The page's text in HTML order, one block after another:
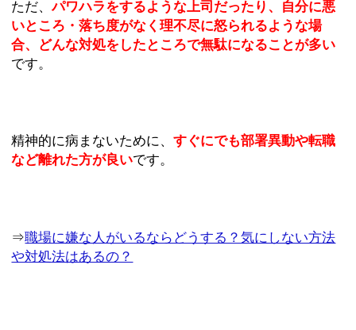
ただ、パワハラをするような上司だったり、自分に悪
いところ・落ち度がなく理不尽に怒られるような場
合、どんな対処をしたところで無駄になることが多い
です。
精神的に病まないために、すぐにでも部署異動や転職
など離れた方が良いです。
⇒職場に嫌な人がいるならどうする？気にしない方法
や対処法はあるの？